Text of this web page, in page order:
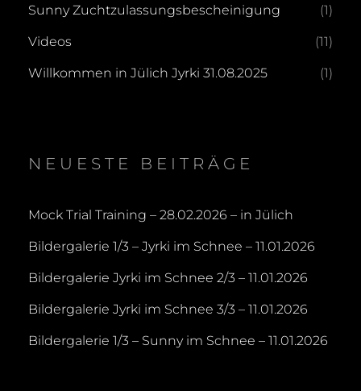
Sunny Zuchtzulassungsbescheinigung (1)
Videos (11)
Willkommen in Jülich Jyrki 31.08.2025 (1)
NEUESTE BEITRÄGE
Mock Trial Training – 28.02.2026 – in Jülich
Bildergalerie 1/3 – Jyrki im Schnee – 11.01.2026
Bildergalerie Jyrki im Schnee 2/3 – 11.01.2026
Bildergalerie Jyrki im Schnee 3/3 – 11.01.2026
Bildergalerie 1/3 – Sunny im Schnee – 11.01.2026